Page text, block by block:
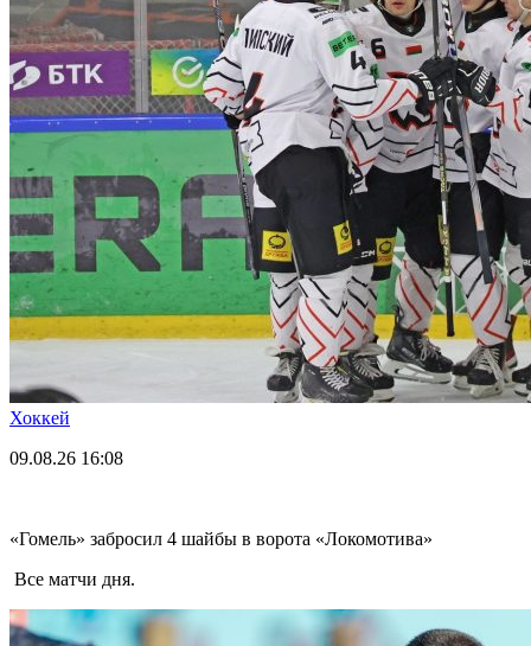
Хоккей
09.08.26 16:08
«Гомель» забросил 4 шайбы в ворота «Локомотива»
Все матчи дня.